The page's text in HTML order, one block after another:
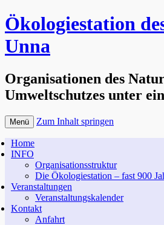
Ökologiestation
Unna
Organisationen des
Umweltschutzes unter
Menü Zum Inhalt springen
Home
INFO
Organisationsstruktur
Die Ökologiestation – fast 900
Veranstaltungen
Veranstaltungskalender
Kontakt
Anfahrt